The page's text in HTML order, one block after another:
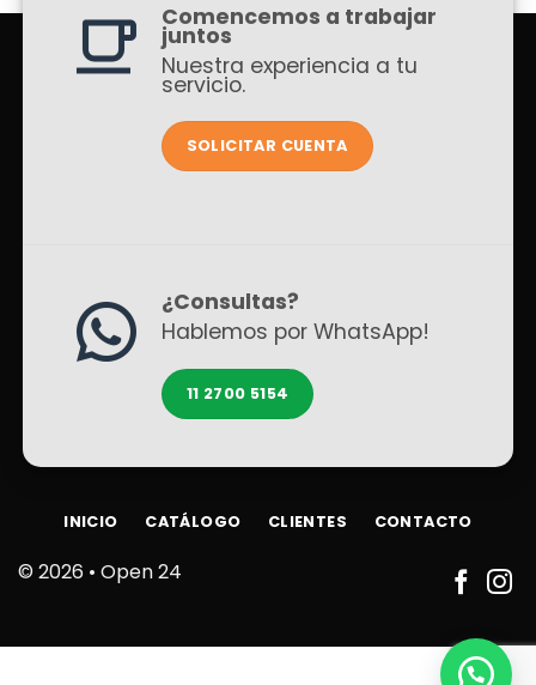
Comencemos a trabajar
juntos
Nuestra experiencia a tu
servicio.
SOLICITAR CUENTA
¿Consultas?
Hablemos por WhatsApp!
11 2700 5154
© 2026 • Open 24
INICIO CATÁLOGO CLIENTES CONTACTO